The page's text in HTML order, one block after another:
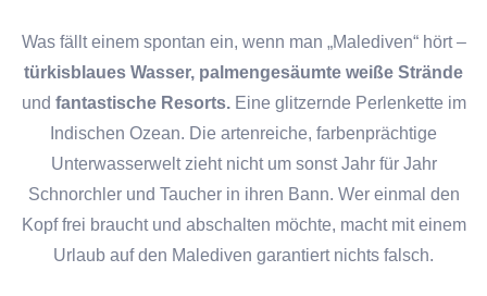
Was fällt einem spontan ein, wenn man „Malediven“ hört –
türkisblaues Wasser, palmengesäumte weiße Strände
und fantastische Resorts.Eine glitzernde Perlenkette im
Indischen Ozean. Die artenreiche, farbenprächtige
Unterwasserwelt zieht nicht um sonst Jahr für Jahr
Schnorchler und Taucher in ihren Bann. Wer einmal den
Kopf frei braucht und abschalten möchte, macht mit einem
Urlaub auf den Malediven garantiert nichts falsch.